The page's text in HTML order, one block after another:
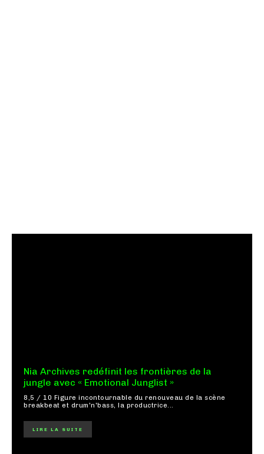
Nia Archives redéfinit les frontières de la
jungle avec « Emotional Junglist »
8,5 / 10 Figure incontournable du renouveau de la scène
breakbeat et drum'n'bass, la productrice...
LIRE LA SUITE